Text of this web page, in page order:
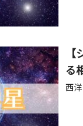
る
西